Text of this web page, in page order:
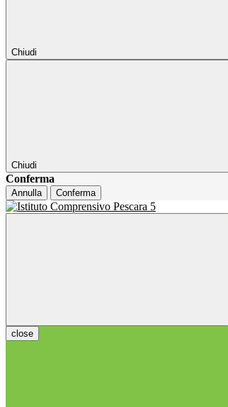
Chiudi
Chiudi
Conferma
Annulla Conferma
close